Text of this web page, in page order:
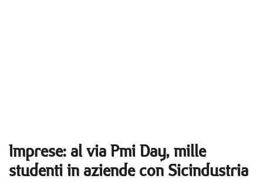
Imprese: al via Pmi Day, mille
studenti in aziende con Sicindustria